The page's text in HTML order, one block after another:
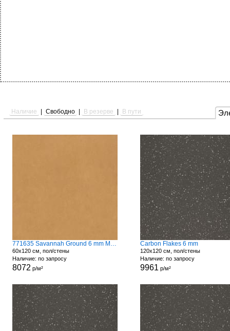
Наличие Свободно В резерве В пути
771635 Savannah Ground 6 mm Matte
60x120 см, пол/стены
Наличие: по запросу
8072 р/м²
Carbon Flakes 6 mm
120x120 см, пол/стены
Наличие: по запросу
9961 р/м²